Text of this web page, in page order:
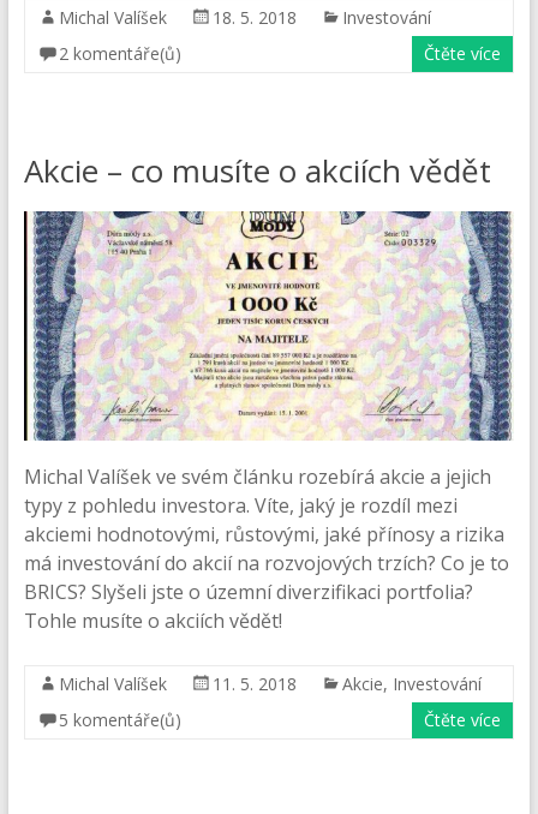
Michal Valíšek 18. 5. 2018
Investování
2 komentáře(ů)
Čtěte více
Akcie – co musíte o akciích vědět
Michal Valíšek ve svém článku rozebírá akcie a jejich
typy z pohledu investora. Víte, jaký je rozdíl mezi
akciemi hodnotovými, růstovými, jaké přínosy a rizika
má investování do akcií na rozvojových trzích? Co je to
BRICS? Slyšeli jste o územní diverzifikaci portfolia?
Tohle musíte o akciích vědět!
Michal Valíšek 11. 5. 2018 Akcie, Investování
5 komentáře(ů)
Čtěte více